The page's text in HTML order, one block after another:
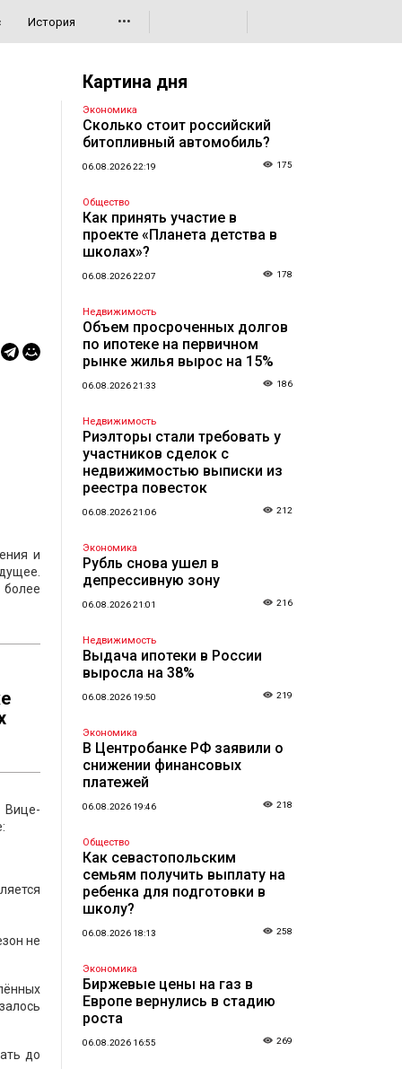
История •••
и
Вице-
не
до
Картина дня
Экономика
Сколько стоит российский
битопливный автомобиль?
06.08.2026 22:19 175
Общество
Как принять участие в
проекте «Планета детства в
школах»?
06.08.2026 22:07 178
Недвижимость
Объем просроченных долгов
по ипотеке на первичном
рынке жилья вырос на 15%
06.08.2026 21:33 186
Недвижимость
Риэлторы стали требовать у
участников сделок с
недвижимостью выписки из
реестра повесток
06.08.2026 21:06 212
Экономика
Рубль снова ушел в
депрессивную зону
06.08.2026 21:01 216
Недвижимость
Выдача ипотеки в России
выросла на 38%
06.08.2026 19:50 219
Экономика
В Центробанке РФ заявили о
снижении финансовых
платежей
06.08.2026 19:46 218
Общество
Как севастопольским
семьям получить выплату на
ребенка для подготовки в
школу?
06.08.2026 18:13 258
Экономика
Биржевые цены на газ в
Европе вернулись в стадию
роста
06.08.2026 16:55 269